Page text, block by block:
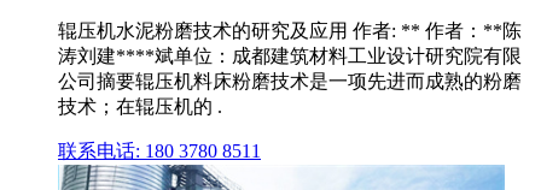
辊压机水泥粉磨技术的研究及应用 作者: ** 作者：**陈
涛刘建****斌单位：成都建筑材料工业设计研究院有限
公司摘要辊压机料床粉磨技术是一项先进而成熟的粉磨
技术；在辊压机的 .
联系电话: 180 3780 8511